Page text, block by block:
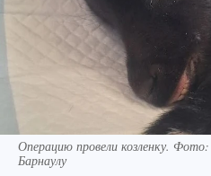
Операцию провели козленку.
Барнаулу